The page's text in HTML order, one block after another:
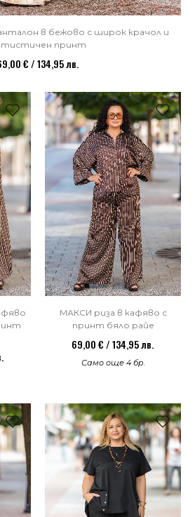
в бежово с широк крачол и
принт
€ / 134,95 лв.
МАКСИ риза в кафяво с
принт бяло райе
69,00 € / 134,95 лв.
Само още 4 бр.